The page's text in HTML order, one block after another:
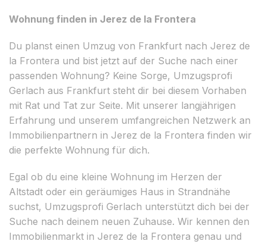
Wohnung finden in Jerez de la Frontera
Du planst einen Umzug von Frankfurt nach Jerez de
la Frontera und bist jetzt auf der Suche nach einer
passenden Wohnung? Keine Sorge, Umzugsprofi
Gerlach aus Frankfurt steht dir bei diesem Vorhaben
mit Rat und Tat zur Seite. Mit unserer langjährigen
Erfahrung und unserem umfangreichen Netzwerk an
Immobilienpartnern in Jerez de la Frontera finden wir
die perfekte Wohnung für dich.
Egal ob du eine kleine Wohnung im Herzen der
Altstadt oder ein geräumiges Haus in Strandnähe
suchst, Umzugsprofi Gerlach unterstützt dich bei der
Suche nach deinem neuen Zuhause. Wir kennen den
Immobilienmarkt in Jerez de la Frontera genau und